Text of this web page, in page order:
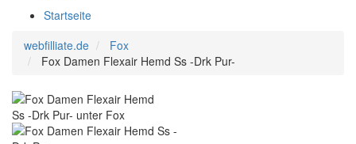
Startseite
webfilliate.de
Fox
Fox Damen Flexair Hemd Ss -Drk Pur-